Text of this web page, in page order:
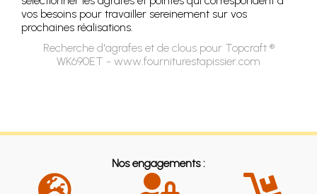
vos besoins pour travailler sereinement sur vos
prochaines réalisations.
Recherche d'agrafes et de clous pour Topcraft ®
WK690ET - www.fourniturestapissier.com
Nos engagements :